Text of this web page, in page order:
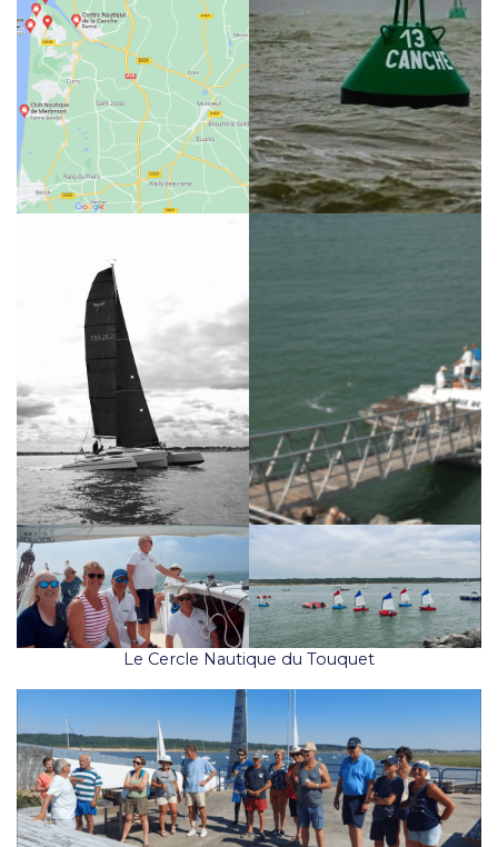
Le Cercle Nautique du Touquet